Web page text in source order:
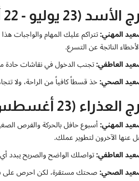
(23 يوليو - 22 أغسطس)
المهني:تتراكم عليك المهام والواجبات
الناتجة عن التسرع.
العاطفي:تجنب الدخول في نقاشات حادة مع
الصحي:خذ قسطاً كافياً من الراحة، ولا
(23 أغسطس - 22 سبتمبر)
المهني:أسبوع حافل بالحركة والفرص
عنها الآخرون لتطوير عملك.
العاطفي:تواصلك الواضح والصريح
الصحي:صحتك مستقرة، لكن احرص على